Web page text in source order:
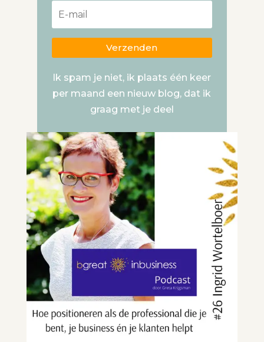
Verzenden
Ik spam je niet, ik plaats één keer
per maand een nieuw blog, dat ik
graag met je deel